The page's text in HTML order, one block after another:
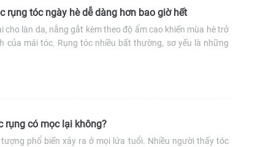
rụng tóc ngày hè dễ dàng hơn bao giờ hết
cho làn da, nắng gắt kèm theo độ ẩm cao khiến mùa hè trở
của mái tóc. Rụng tóc nhiều bất thường, sơ yếu là những
rụng có mọc lại không?
phổ biến xảy ra ở mọi lứa tuổi. Nhiều người thấy tóc